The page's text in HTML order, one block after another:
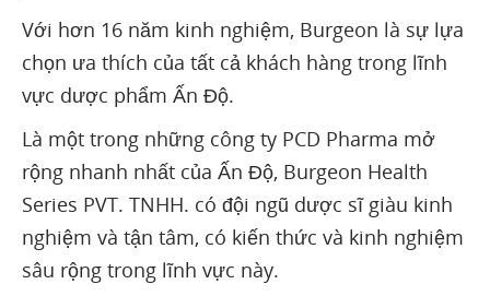
Với hơn 16 năm kinh nghiệm, Burgeon là sự lựa
chọn ưa thích của tất cả khách hàng trong lĩnh
vực dược phẩm Ấn Độ.
Là một trong những công ty PCD Pharma mở
rộng nhanh nhất của Ấn Độ, Burgeon Health
Series PVT. TNHH. có đội ngũ dược sĩ giàu kinh
nghiệm và tận tâm, có kiến ​​thức và kinh nghiệm
sâu rộng trong lĩnh vực này.